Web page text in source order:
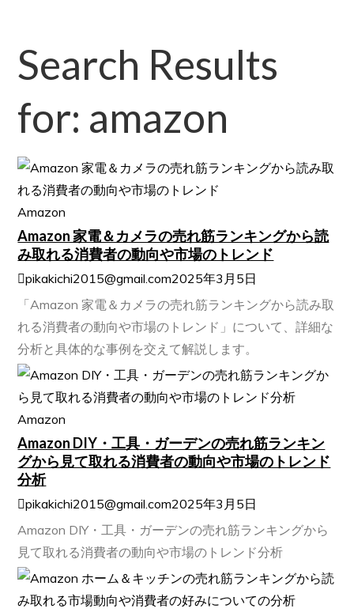
Search Results
for: amazon
Amazon
Amazon 家電＆カメラの売れ筋ランキングから読
み取れる消費者の動向や市場のトレンド
pikakichi2015@gmail.com2025年3月5日
「Amazon 家電＆カメラの売れ筋ランキングから読み取
れる消費者の動向や市場のトレンド」について、詳細な
分析と具体的な事例を交えて解説します。
Amazon
Amazon DIY・工具・ガーデンの売れ筋ランキン
グから見て取れる消費者の動向や市場のトレンド
分析
pikakichi2015@gmail.com2025年3月5日
Amazon DIY・工具・ガーデンの売れ筋ランキングから
見て取れる消費者の動向や市場のトレンド分析